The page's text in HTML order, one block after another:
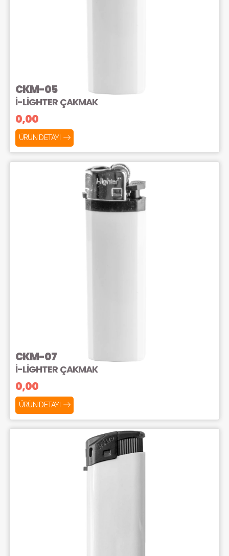
CKM-05
İ-LİGHTER ÇAKMAK
0,00
ÜRÜN DETAYI
CKM-07
İ-LİGHTER ÇAKMAK
0,00
ÜRÜN DETAYI